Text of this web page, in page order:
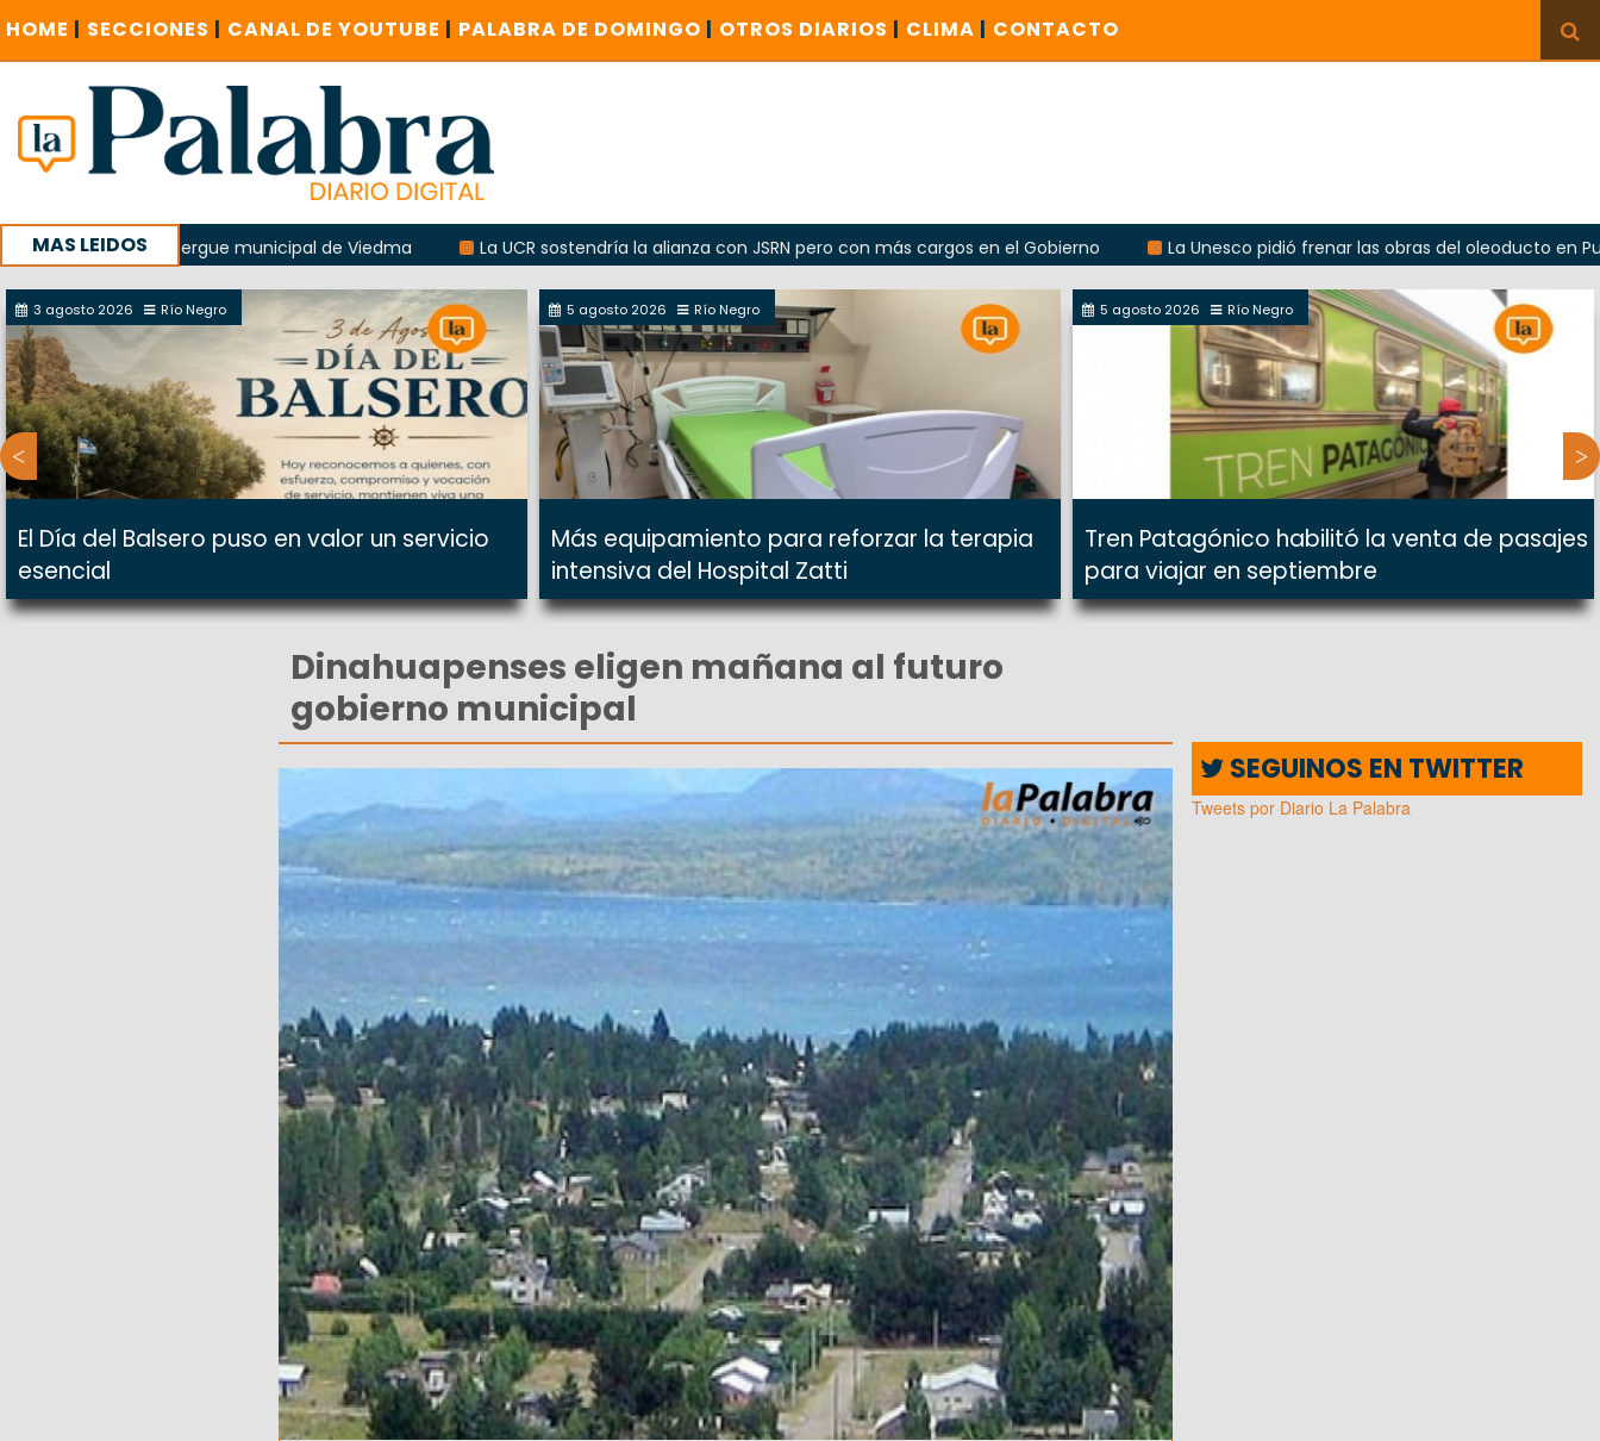
HOME | SECCIONES | CANAL DE YOUTUBE | PALABRA DE DOMINGO | OTROS DIARIOS | CLIMA | CONTACTO
MAS LEIDOS
del albergue municipal de Viedma La UCR sostendría la alianza con JSRN pero con más cargos en el Gobierno
La Unesco pidió frenar las obras del oleoducto en Punta
del Correo Argentino en Sierra Grande
3 agosto 2026 Río Negro
El Día del Balsero puso en valor un servicio
esencial
5 agosto 2026 Río Negro
Más equipamiento para reforzar la terapia
intensiva del Hospital Zatti
5 agosto 2026 Río Negro
Tren Patagónico habilitó la venta de pasajes
para viajar en septiembre
Dinahuapenses eligen mañana al futuro
gobierno municipal
SEGUINOS EN TWITTER
Tweets por Diario La Palabra